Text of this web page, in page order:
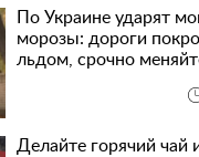
По Украине ударят
морозы: дороги
льдом, срочно
Делайте горячий чай